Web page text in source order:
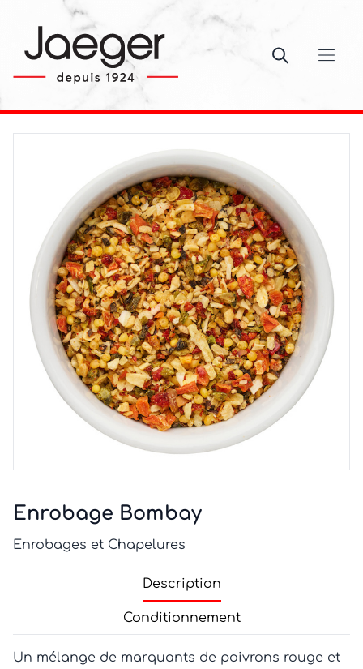
Ouvrir le
Enrobage Bombay
Enrobages et Chapelures
Description
Conditionnement
Un mélange de marquants de poivrons rouge et